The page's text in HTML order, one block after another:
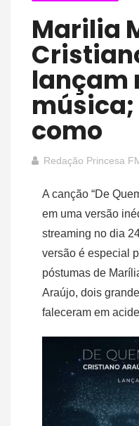
Marilia Mendonça e
lançam
como
Redação Princesa
A canção “De
em uma versão
streaming no dia
versão é especial
póstumas de
Araújo, dois
faleceram em